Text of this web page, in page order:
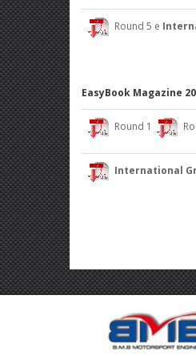
Round 5 e
EasyBook Magazine
Round 1
International